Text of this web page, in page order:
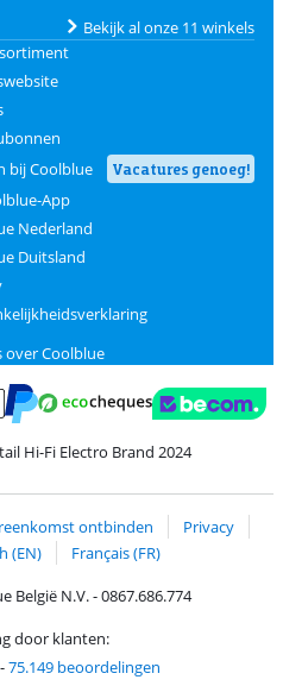
Bekijk al onze 11 winkels
bij Coolblue
Vacatures genoeg!
App
Nederland
Duitsland
over Coolblue
via ClickToPay
Hi-Fi Electro Brand 2024
ontbinden
Privacy
(EN)
Français (FR)
België N.V. - 0867.686.774
door klanten:
-75.149 beoordelingen